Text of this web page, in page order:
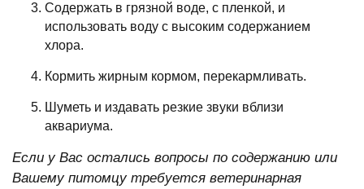
Содержать в грязной воде, с пленкой, и
использовать воду с высоким содержанием
хлора.
Кормить жирным кормом, перекармливать.
Шуметь и издавать резкие звуки вблизи
аквариума.
Если у Вас остались вопросы по содержанию или
Вашему питомцу требуется ветеринарная